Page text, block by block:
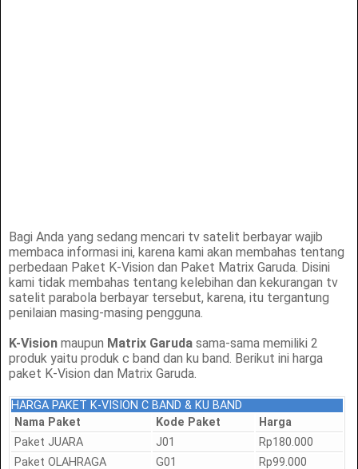
Bagi Anda yang sedang mencari tv satelit berbayar wajib
membaca informasi ini, karena kami akan membahas tentang
perbedaan Paket K-Vision dan Paket Matrix Garuda. Disini
kami tidak membahas tentang kelebihan dan kekurangan tv
satelit parabola berbayar tersebut, karena, itu tergantung
penilaian masing-masing pengguna.
K-Vision maupun Matrix Garuda sama-sama memiliki 2
produk yaitu produk c band dan ku band. Berikut ini harga
paket K-Vision dan Matrix Garuda.
HARGA PAKET K-VISION C BAND & KU BAND
Nama Paket
Kode Paket
Harga
Paket JUARA
J01
Rp180.000
Paket OLAHRAGA
G01 Rp99.000